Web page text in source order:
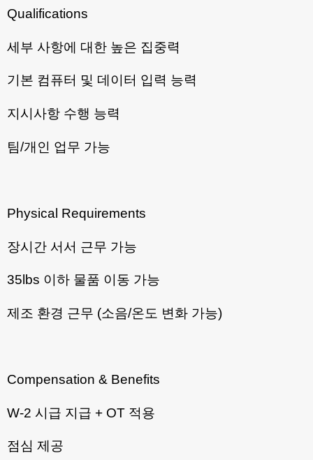
Qualifications
세부 사항에 대한 높은 집중력
기본 컴퓨터 및 데이터 입력 능력
지시사항 수행 능력
팀/개인 업무 가능
Physical Requirements
장시간 서서 근무 가능
35lbs 이하 물품 이동 가능
제조 환경 근무 (소음/온도 변화 가능)
Compensation & Benefits
W-2 시급 지급 + OT 적용
점심 제공